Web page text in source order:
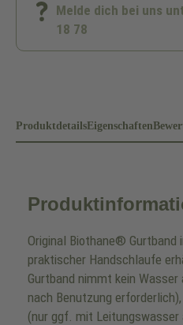
Melde dich bei uns
18 78
ProduktdetailsEigenschaften
Original Biothane® Gurtband
praktischer Handschlaufe
Gurtband nimmt kein
nach Benutzung
(nur ggf. mit